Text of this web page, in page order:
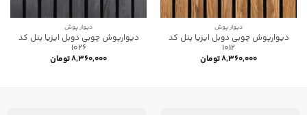
دیوار پوش
دیوارپوش چوبی دوبل ایزیا پنل کد
1012
۸,۳۶۰,۰۰۰تومان
دیوار پوش
دیوارپوش چوبی دوبل ایزیا پنل کد
1026
۸,۳۶۰,۰۰۰تومان